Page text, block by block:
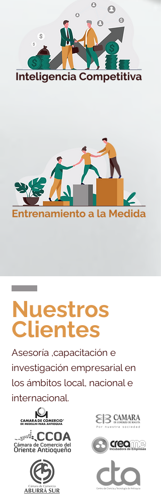
Nuestros
Clientes​
Asesoría ,capacitación e
investigación empresarial en
los ámbitos local, nacional e
internacional.